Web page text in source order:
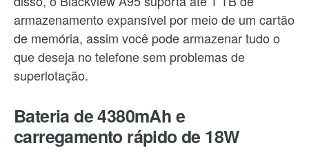
armazenamento expansível por meio de um cartão
de memória, assim você pode armazenar tudo o
que deseja no telefone sem problemas de
superlotação.
Bateria de 4380mAh e
carregamento rápido de 18W